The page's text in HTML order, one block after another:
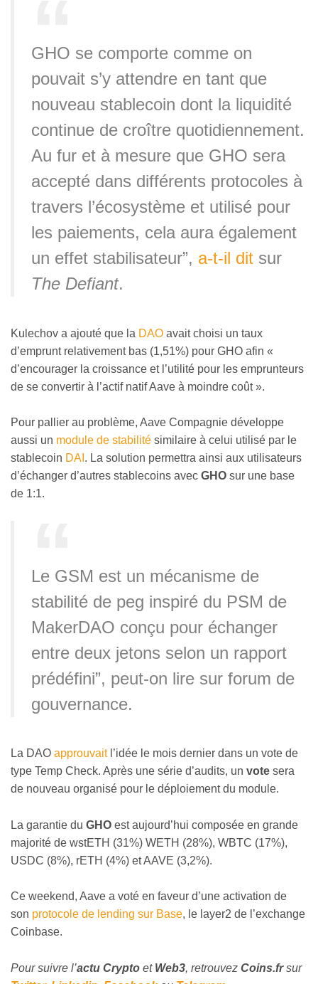
GHO se comporte comme on
pouvait s’y attendre en tant que
nouveau stablecoin dont la liquidité
continue de croître quotidiennement.
Au fur et à mesure que GHO sera
accepté dans différents protocoles à
travers l’écosystème et utilisé pour
les paiements, cela aura également
un effet stabilisateur”, a-t-il dit sur
The Defiant.
Kulechov a ajouté que la DAO avait choisi un taux
d’emprunt relativement bas (1,51%) pour GHO afin «
d’encourager la croissance et l’utilité pour les emprunteurs
de se convertir à l’actif natif Aave à moindre coût ».
Pour pallier au problème, Aave Compagnie développe
aussi un module de stabilité similaire à celui utilisé par le
stablecoin DAI . La solution permettra ainsi aux utilisateurs
d’échanger d’autres stablecoins avec GHO sur une base
de 1:1.
Le GSM est un mécanisme de
stabilité de peg inspiré du PSM de
MakerDAO conçu pour échanger
entre deux jetons selon un rapport
prédéfini”, peut-on lire sur forum de
gouvernance.
La DAO approuvaitl’idée le mois dernier dans un vote de
type Temp Check. Après une série d’audits, un vote sera
de nouveau organisé pour le déploiement du module.
La garantie du GHO est aujourd’hui composée en grande
majorité de wstETH (31%) WETH (28%), WBTC (17%),
USDC (8%), rETH (4%) et AAVE (3,2%).
Ce weekend, Aave a voté en faveur d’une activation de
son protocole de lending sur Base, le layer2 de l’exchange
Coinbase.
Pour suivre l’actu Crypto et Web3, retrouvez Coins.frsur